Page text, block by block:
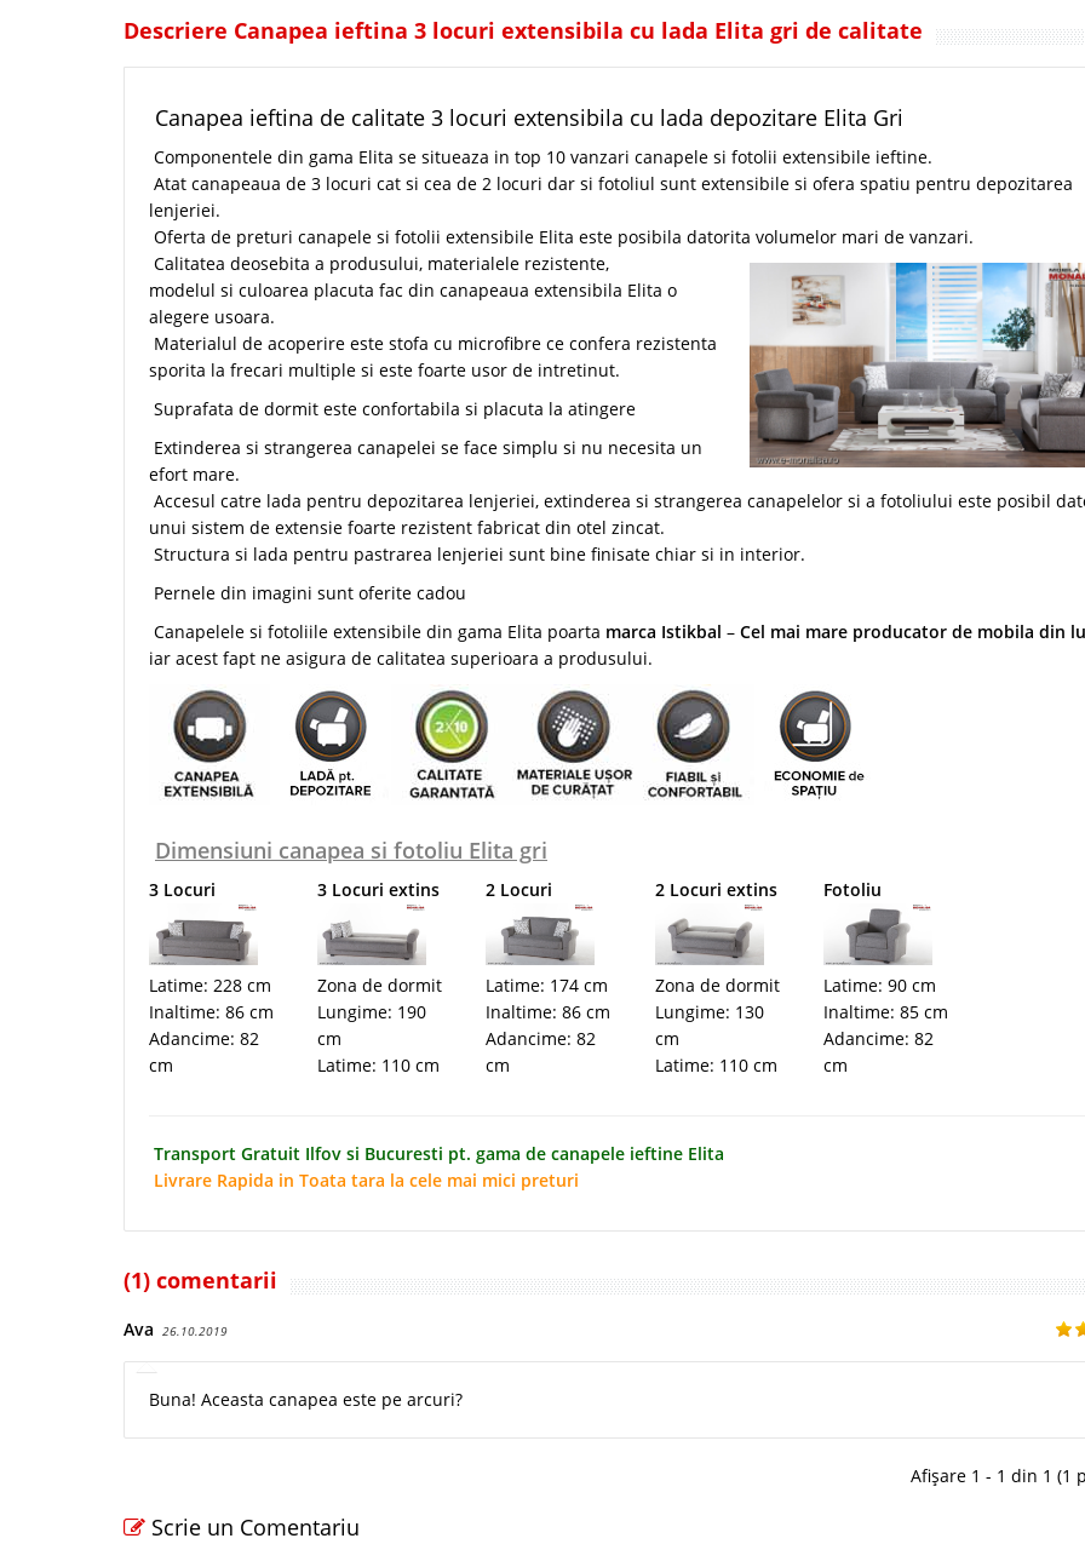
Descriere Canapea ieftina 3 locuri extensibila cu lada Elita gri de calitate
Canapea ieftina de calitate 3 locuri extensibila cu lada depozitare Elita Gri
Componentele din gama Elita se situeaza in top 10 vanzari canapele si fotolii extensibile ieftine.
Atat canapeaua de 3 locuri cat si cea de 2 locuri dar si fotoliul sunt extensibile si ofera spatiu pentru depozitarea
lenjeriei.
Oferta de preturi canapele si fotolii extensibile Elita este posibila datorita volumelor mari de vanzari.
Calitatea deosebita a produsului, materialele rezistente,
modelul si culoarea placuta fac din canapeaua extensibila Elita o
alegere usoara.
Materialul de acoperire este stofa cu microfibre ce confera rezistenta
sporita la frecari multiple si este foarte usor de intretinut.
Suprafata de dormit este confortabila si placuta la atingere
Extinderea si strangerea canapelei se face simplu si nu necesita un
efort mare.
Accesul catre lada pentru depozitarea lenjeriei, extinderea si strangerea canapelelor si a fotoliului este posibil
unui sistem de extensie foarte rezistent fabricat din otel zincat.
Structura si lada pentru pastrarea lenjeriei sunt bine finisate chiar si in interior.
Pernele din imagini sunt oferite cadou
Canapelele si fotoliile extensibile din gama Elita poarta marca Istikbal – Cel mai mare producator de mobila din
iar acest fapt ne asigura de calitatea superioara a produsului.
Dimensiuni canapea si fotoliu Elita gri
3 Locuri
Latime: 228 cm
Inaltime: 86 cm
Adancime: 82
cm
3 Locuri extins
Zona de dormit
Lungime: 190
cm
Latime: 110 cm
2 Locuri
Latime: 174 cm
Inaltime: 86 cm
Adancime: 82
cm
2 Locuri extins
Zona de dormit
Lungime: 130
cm
Latime: 110 cm
Fotoliu
Latime: 90 cm
Inaltime: 85 cm
Adancime: 82
cm
Transport Gratuit Ilfov si Bucuresti pt. gama de canapele ieftine Elita
Livrare Rapida in Toata tara la cele mai mici preturi
(1) comentarii
Ava 26.10.2019
Buna! Aceasta canapea este pe arcuri?
Afișare 1 - 1 din 1 (1
Scrie un Comentariu